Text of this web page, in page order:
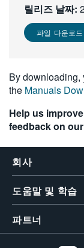
릴리즈 날짜:
파일 다운로드
By downloading,
the Manuals
Help us
feedback on our
회사
도움말 및 학습
파트너